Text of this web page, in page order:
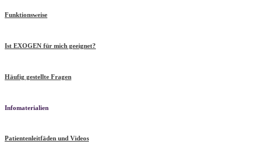
Funktionsweise
Ist EXOGEN für mich geeignet?
Häufig gestellte Fragen
Infomaterialien
Patientenleitfäden und Videos